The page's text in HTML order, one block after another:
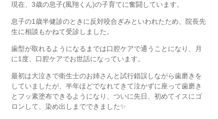
現在、3歳の息子(風翔くん)の子育てに奮闘しています。
息子の1歳半健診のときに反対咬合ぎみといわれたため、院長先
生に相談もかねて受診しました。
歯型が取れるようになるまでは口腔ケアで通うことになり、月
に1度、口腔ケアでお世話になっています。
最初は大泣きで衛生士のお姉さんと試行錯誤しながら歯磨きを
していましたが、半年ほどでなれてきて泣かずに座って歯磨き
とフッ素塗布できるようになり、ついに先日、初めてイスにゴ
ロンして、染め出しまでできました✨